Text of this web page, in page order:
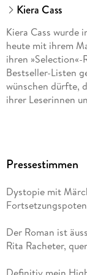
Kiera Cass
Kiera Cass wurde
heute mit ihrem
ihren »Selection«-
Bestseller-Listen
wünschen dürfte,
ihrer Leserinnen
Pressestimmen
Dystopie mit
Der Roman ist
Rita Racheter,